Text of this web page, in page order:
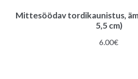
Mittesöödav tordikaunistus,
5,5 cm)
6.00€